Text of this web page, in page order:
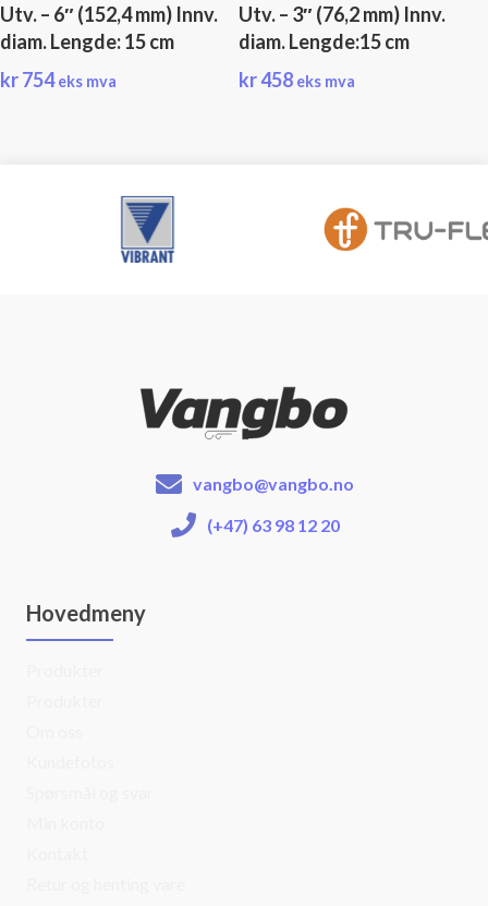
Utv. – 6″ (152,4 mm) Innv.
diam. Lengde: 15 cm
kr754 eks mva
Utv. – 3″ (76,2 mm) Innv.
diam. Lengde:15 cm
kr458 eks mva
vangbo@vangbo.no
(+47) 63 98 12 20
Hovedmeny